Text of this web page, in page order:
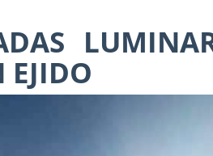
EJIDO